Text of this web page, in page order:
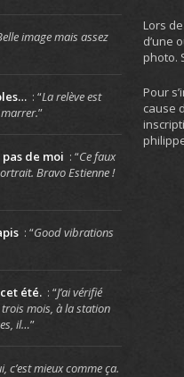
image mais assez
: “La relève est
”
de moi : “Ce faux
Bravo Estienne !
: “Good vibrations
été. : “J’ai vérifié
mois, à la station
il…”
c’est mieux comme ça.
Lors
d’une
photo.
Pour
cause